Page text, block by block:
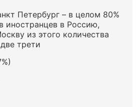
Петербург – в целом 80%
иностранцев в Россию,
из этого количества
трети